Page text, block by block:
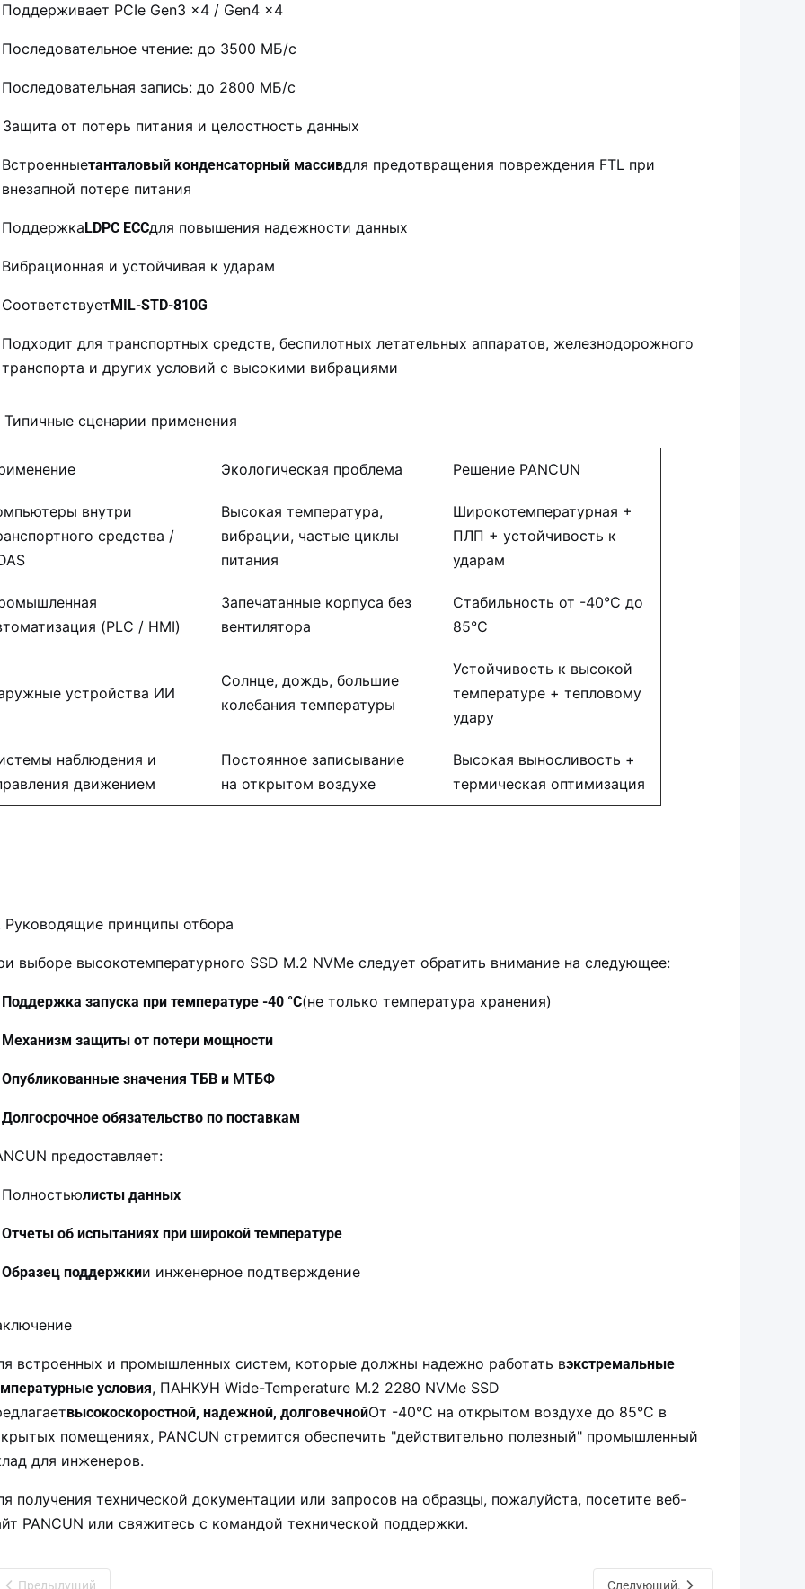
Поддерживает PCIe Gen3 x4 / Gen4 x4
Последовательное чтение: до 3500 МБ/с
Последовательная запись: до 2800 МБ/с
от потерь питания и целостность данных
Встроенныетанталовый конденсаторный массивдля предотвращения повреждения FTL при
внезапной потере питания
ПоддержкаLDPC ECCдля повышения надежности данных
и устойчивая к ударам
СоответствуетMIL-STD-810G
Подходит для транспортных средств, беспилотных летательных аппаратов, железнодорожного
транспорта и других условий с высокими вибрациями
Типичные сценарии применения
Экологическая проблема Решение PANCUN
внутри
средства /
Высокая температура,
вибрации, частые циклы
питания
Широкотемпературная +
ПЛП + устойчивость к
ударам
(PLC / HMI)
Запечатанные корпуса без
вентилятора
Стабильность от -40°C до
85°C
устройства ИИ
Солнце, дождь, большие
колебания температуры
Устойчивость к высокой
температуре + тепловому
удару
наблюдения и
движением
Постоянное записывание
на открытом воздухе
Высокая выносливость +
термическая оптимизация
Руководящие принципы отбора
выборе высокотемпературного SSD M.2 NVMe следует обратить внимание на следующее:
Поддержка запуска при температуре -40 °C(не только температура хранения)
Механизм защиты от потери мощности
Опубликованные значения ТБВ и МТБФ
Долгосрочное обязательство по поставкам
предоставляет:
Полностьюлисты данных
Отчеты об испытаниях при широкой температуре
Образец поддержкии инженерное подтверждение
встроенных и промышленных систем, которые должны надежно работать вэкстремальные
условия, ПАНКУН Wide-Temperature M.2 2280 NVMe SSD
высокоскоростной, надежной, долговечнойОт -40°C на открытом воздухе до 85°C в
помещениях, PANCUN стремится обеспечить "действительно полезный" промышленный
для инженеров.
получения технической документации или запросов на образцы, пожалуйста, посетите веб-
PANCUN или свяжитесь с командой технической поддержки.
Предыдущий Следующий.